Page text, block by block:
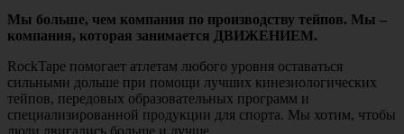
Мы больше, чем компания по производству тейпов. Мы –
компания, которая занимается ДВИЖЕНИЕМ.
RockTape помогает атлетам любого уровня оставаться
сильными дольше при помощи лучших кинезиологических
тейпов, передовых образовательных программ и
специализированной продукции для спорта. Мы хотим, чтобы
люди двигались больше и лучше.